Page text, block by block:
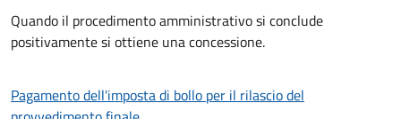
Quando il procedimento amministrativo si conclude
positivamente si ottiene una concessione.
Pagamento dell'imposta di bollo per il rilascio del